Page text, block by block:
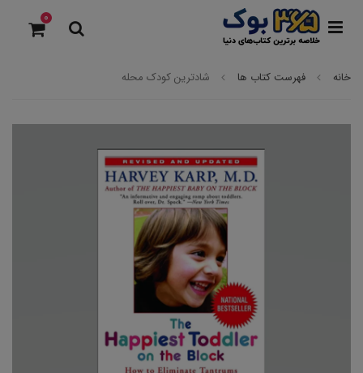
0
خانه فهرست کتاب ها شادترین کودک محله